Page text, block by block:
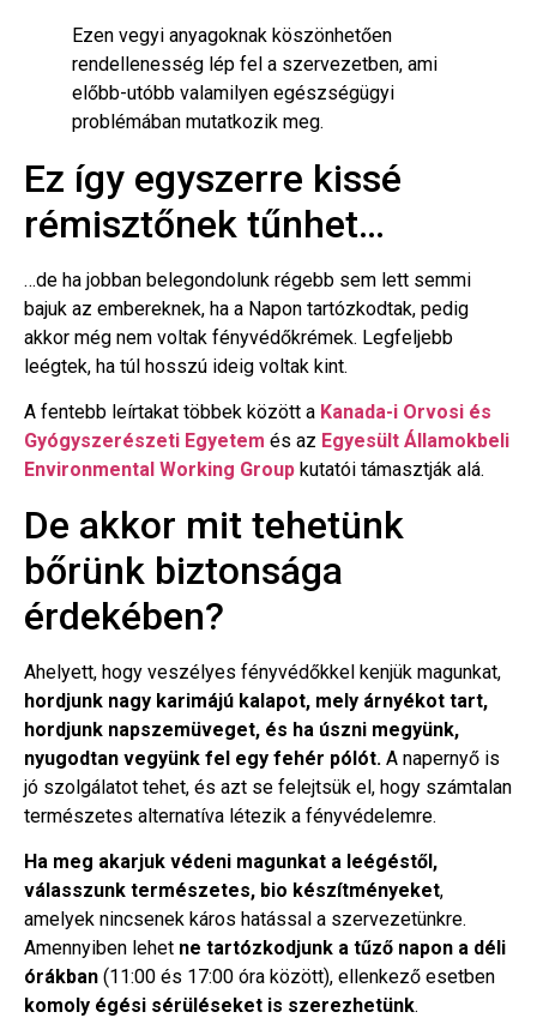
Ezen vegyi anyagoknak köszönhetően
rendellenesség lép fel a szervezetben, ami
előbb-utóbb valamilyen egészségügyi
problémában mutatkozik meg.
Ez így egyszerre kissé
rémisztőnek tűnhet…
…de ha jobban belegondolunk régebb sem lett semmi
bajuk az embereknek, ha a Napon tartózkodtak, pedig
akkor még nem voltak fényvédőkrémek. Legfeljebb
leégtek, ha túl hosszú ideig voltak kint.
A fentebb leírtakat többek között a Kanada-i Orvosi és
Gyógyszerészeti Egyetem és az Egyesült Államokbeli
Environmental Working Group kutatói támasztják alá.
De akkor mit tehetünk
bőrünk biztonsága
érdekében?
Ahelyett, hogy veszélyes fényvédőkkel kenjük magunkat,
hordjunk nagy karimájú kalapot, mely árnyékot tart,
hordjunk napszemüveget, és ha úszni megyünk,
nyugodtan vegyünk fel egy fehér pólót. A napernyő is
jó szolgálatot tehet, és azt se felejtsük el, hogy számtalan
természetes alternatíva létezik a fényvédelemre.
Ha meg akarjuk védeni magunkat a leégéstől,
válasszunk természetes, bio készítményeket,
amelyek nincsenek káros hatással a szervezetünkre.
Amennyiben lehet ne tartózkodjunk a tűző napon a déli
órákban (11:00 és 17:00 óra között), ellenkező esetben
komoly égési sérüléseket is szerezhetünk.